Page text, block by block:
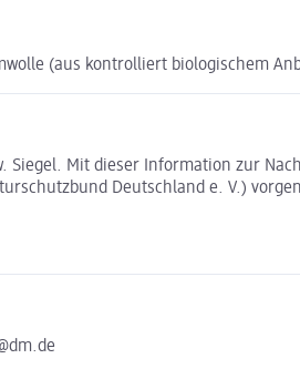
(aus kontrolliert biologischem
Mit dieser Information zur
Deutschland e. V.)